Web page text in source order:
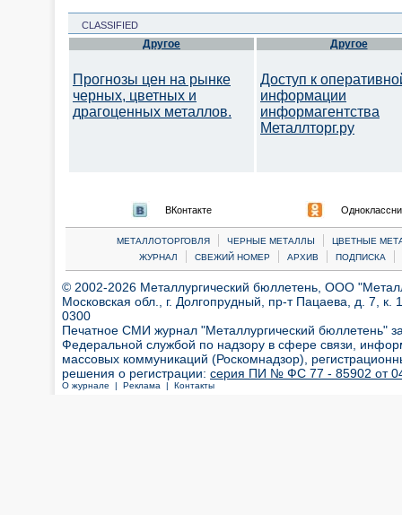
CLASSIFIED
Другое
Прогнозы цен на рынке
черных, цветных и
драгоценных металлов.
Другое
Доступ к
информации
информагентства
Металлторг.ру
ВКонтакте
МЕТАЛЛОТОРГОВЛЯ | ЧЕРНЫЕ МЕТАЛЛЫ |
ЦВЕТНЫЕ
ЖУРНАЛ
| СВЕЖИЙ НОМЕР | АРХИВ | ПОДПИСКА |
© 2002-2026 Металлургический бюллетень, ООО
Московская обл., г. Долгопрудный, пр-т Пацаева, д. 7,
0300
Печатное СМИ журнал "Металлургический бюллетень"
Федеральной службой по надзору в сфере связи,
массовых коммуникаций (Роскомнадзор),
решения о регистрации: серия ПИ № ФС 77 - 85902 от 04
О журнале | Реклама | Контакты